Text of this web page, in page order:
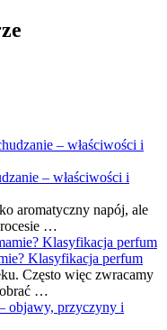
– właściwości i
aromatyczny napój, ale
…
Klasyfikacja perfum
Często więc zwracamy
…